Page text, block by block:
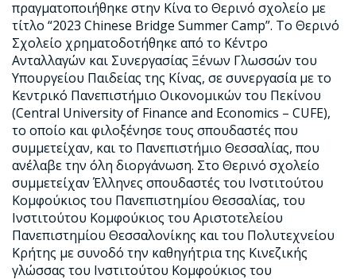
πραγματοποιήθηκε στην Κίνα το Θερινό σχολείο με
τίτλο “2023 Chinese Bridge Summer Camp”. Το Θερινό
Σχολείο χρηματοδοτήθηκε από το Κέντρο
Ανταλλαγών και Συνεργασίας Ξένων Γλωσσών του
Υπουργείου Παιδείας της Κίνας, σε συνεργασία με το
Κεντρικό Πανεπιστήμιο Οικονομικών του Πεκίνου
(Central University of Finance and Economics – CUFE),
το οποίο και φιλοξένησε τους σπουδαστές που
συμμετείχαν, και το Πανεπιστήμιο Θεσσαλίας, που
ανέλαβε την όλη διοργάνωση. Στο Θερινό σχολείο
συμμετείχαν Έλληνες σπουδαστές του Ινστιτούτου
Κομφούκιος του Πανεπιστημίου Θεσσαλίας, του
Ινστιτούτου Κομφούκιος του Αριστοτελείου
Πανεπιστημίου Θεσσαλονίκης και του Πολυτεχνείου
Κρήτης με συνοδό την καθηγήτρια της Κινεζικής
γλώσσας του Ινστιτούτου Κομφούκιος του